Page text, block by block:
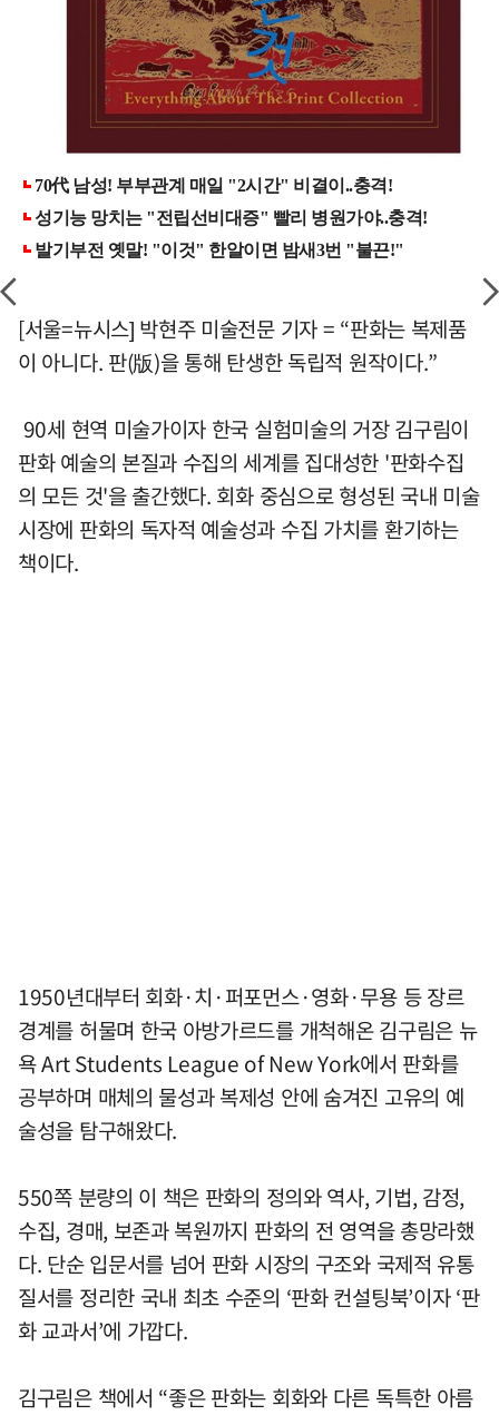
[서울=뉴시스] 박현주 미술전문 기자 = “판화는 복제품
이 아니다. 판(版)을 통해 탄생한 독립적 원작이다.”
90세 현역 미술가이자 한국 실험미술의 거장 김구림이
판화 예술의 본질과 수집의 세계를 집대성한 '판화수집
의 모든 것'을 출간했다. 회화 중심으로 형성된 국내 미술
시장에 판화의 독자적 예술성과 수집 가치를 환기하는
책이다.
1950년대부터 회화·치·퍼포먼스·영화·무용 등 장르
경계를 허물며 한국 아방가르드를 개척해온 김구림은 뉴
욕 Art Students League of New York에서 판화를
공부하며 매체의 물성과 복제성 안에 숨겨진 고유의 예
술성을 탐구해왔다.
550쪽 분량의 이 책은 판화의 정의와 역사, 기법, 감정,
수집, 경매, 보존과 복원까지 판화의 전 영역을 총망라했
다. 단순 입문서를 넘어 판화 시장의 구조와 국제적 유통
질서를 정리한 국내 최초 수준의 ‘판화 컨설팅북’이자 ‘판
화 교과서’에 가깝다.
김구림은 책에서 “좋은 판화는 회화와 다른 독특한 아름